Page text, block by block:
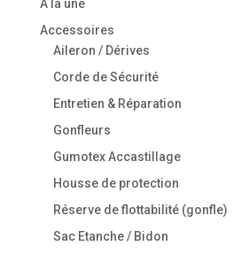
À la une
Accessoires
Aileron / Dérives
Corde de Sécurité
Entretien & Réparation
Gonfleurs
Gumotex Accastillage
Housse de protection
Réserve de flottabilité (gonfle)
Sac Etanche / Bidon